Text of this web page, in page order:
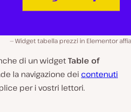
Widget tabella prezzi in Elementor
di un widgetTable of
la navigazione dei contenuti
per i vostri lettori.